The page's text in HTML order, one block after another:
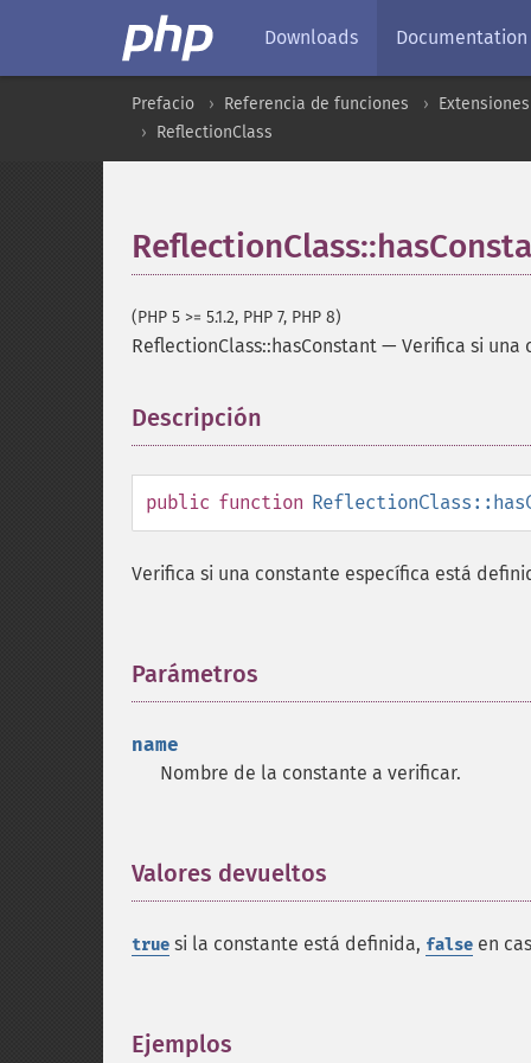
Downloads Documentation
Prefacio Referencia de funciones
ReflectionClass
(PHP 5 >= 5.1.2, PHP 7, PHP 8)
ReflectionClass::hasConstant — Verifica si una
Descripción
public function
Verifica si una constante específica está
Parámetros
name
Nombre de la constante a verificar.
Valores devueltos
true si la constante está definida, false en
Ejemplos